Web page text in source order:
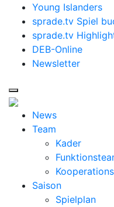
Young Islanders
sprade.tv Spiel
sprade.tv
DEB-Online
Newsletter
News
Team
Kader
Saison
Spielplan